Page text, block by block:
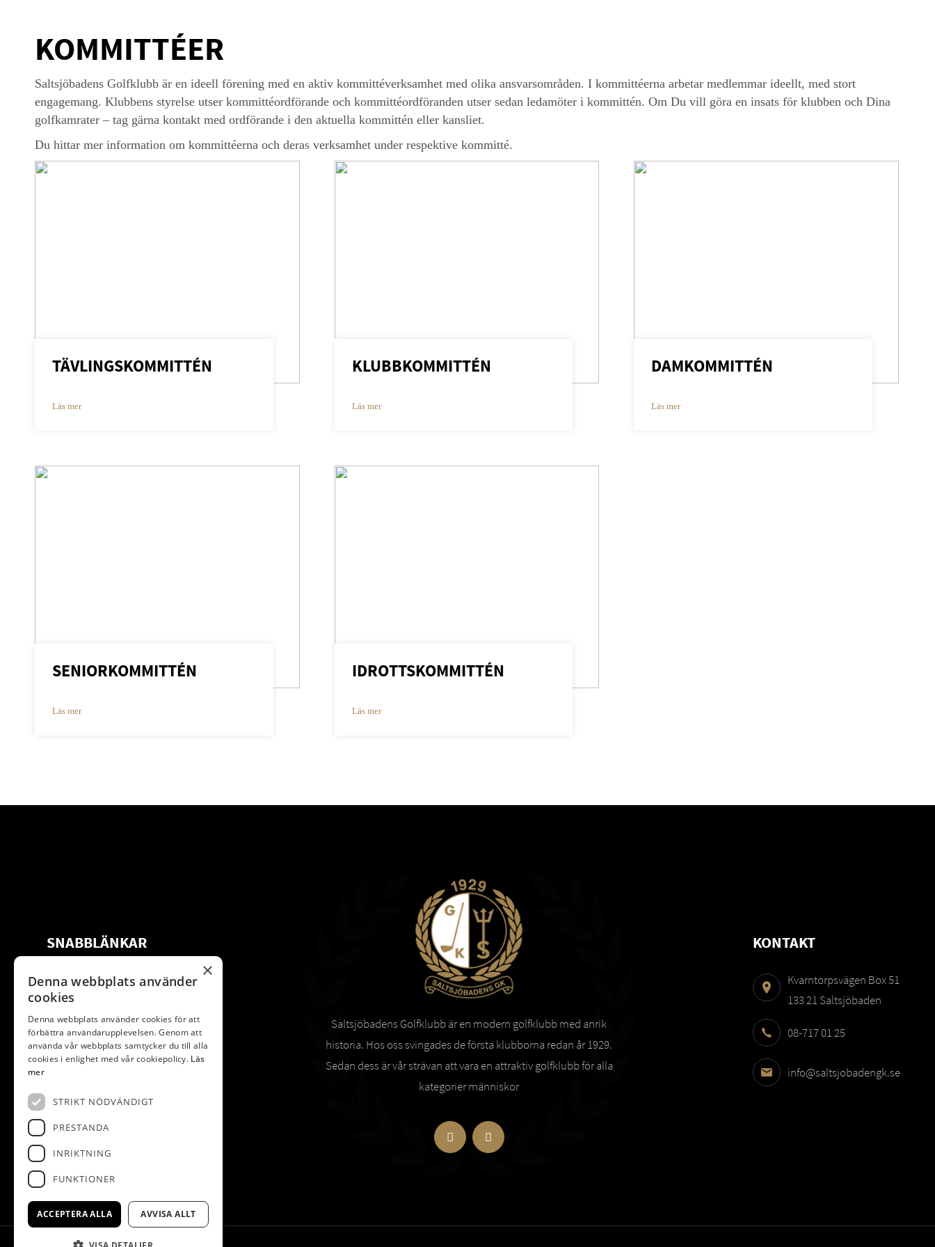
KOMMITTÉER
Saltsjöbadens Golfklubb är en ideell förening med en aktiv kommittéverksamhet med olika ansvarsområden. I kommittéerna arbetar medlemmar ideellt, med stort
engagemang. Klubbens styrelse utser kommittéordförande och kommittéordföranden utser sedan ledamöter i kommittén. Om Du vill göra en insats för klubben och Dina
golfkamrater – tag gärna kontakt med ordförande i den aktuella kommittén eller kansliet.
Du hittar mer information om kommittéerna och deras verksamhet under respektive kommitté.
TÄVLINGSKOMMITTÉN
Läs mer
KLUBBKOMMITTÉN
Läs mer
DAMKOMMITTÉN
Läs mer
SENIORKOMMITTÉN
Läs mer
IDROTTSKOMMITTÉN
Läs mer
SNABBLÄNKAR
Om oss
Restaurang
Spela
Tävlingsprogram
Boende
Saltsjöbadens Golfklubb är en modern golfklubb med anrik
historia. Hos oss svingades de första klubborna redan år 1929.
Sedan dess är vår strävan att vara en attraktiv golfklubb för alla
kategorier människor
KONTAKT
Kvarntorpsvägen Box 51
133 21 Saltsjöbaden
08-717 01 25
info@saltsjobadengk.se
×
Denna webbplats använder
cookies
Denna webbplats använder cookies för att
förbättra användarupplevelsen. Genom att
använda vår webbplats samtycker du till alla
cookies i enlighet med vår cookiepolicy. Läs
mer
STRIKT NÖDVÄNDIGT
PRESTANDA
INRIKTNING
FUNKTIONER
ACCEPTERA ALLA AVVISA ALLT